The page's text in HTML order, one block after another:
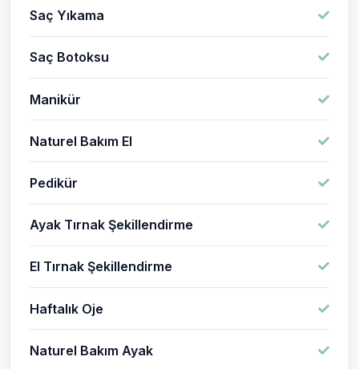
Saç Yıkama
Saç Botoksu
Manikür
Naturel Bakım El
Pedikür
Ayak Tırnak Şekillendirme
El Tırnak Şekillendirme
Haftalık Oje
Naturel Bakım Ayak